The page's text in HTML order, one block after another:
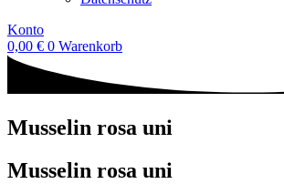
Konto
0,00 € 0 Warenkorb
Musselin rosa uni
Musselin rosa uni